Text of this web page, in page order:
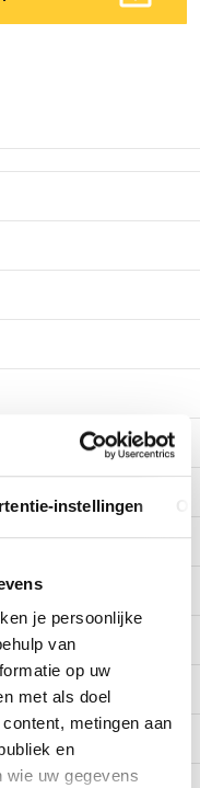
instellingen
je persoonlijke
van
op uw
met als doel
metingen aan
en
uw gegevens